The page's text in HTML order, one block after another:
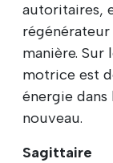
autoritaires,
manière.
motrice est
énergie
nouveau.
Sagittaire